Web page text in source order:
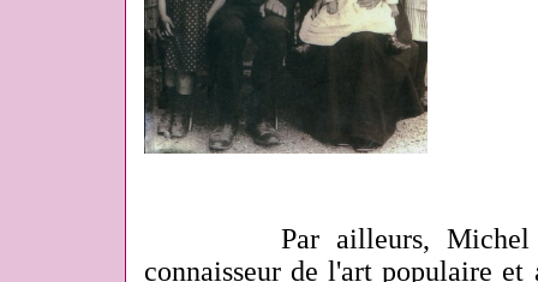
Par ailleurs, Michel
connaisseur de l'art populaire